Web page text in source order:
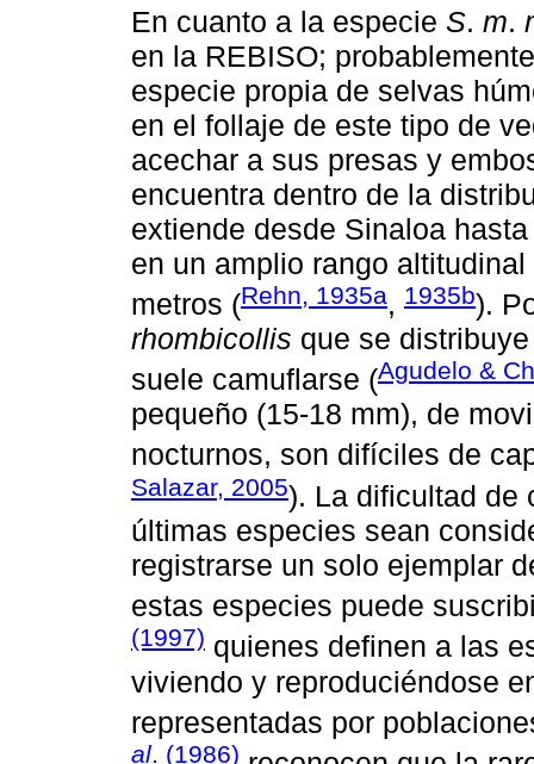
En cuanto a la especie S. m.
en la REBISO;
especie propia de selvas
en el follaje de este tipo de
acechar a sus presas y
encuentra dentro de la
extiende desde Sinaloa
en un amplio rango
metros (Rehn, 1935a, 1935b).
rhombicollis que se
suele camuflarse (Agudelo &
pequeño (15-18 mm), de
nocturnos, son difíciles de
Salazar, 2005). La dificultad de
últimas especies sean
registrarse un solo ejemplar
estas especies puede
(1997) quienes definen a las
viviendo y reproduciéndose
representadas por
al. (1986)